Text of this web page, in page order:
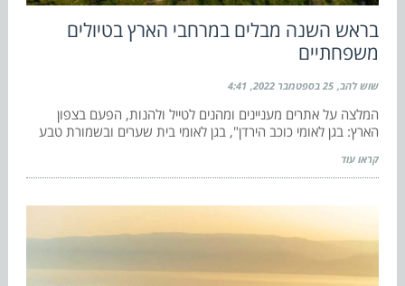
בראש השנה מבלים במרחבי הארץ בטיולים
משפחתיים
שוש להב 25 בספטמבר 2022 4:41
המלצה על אתרים מעניינים ומהנים לטייל ולהנות, הפעם בצפון
הארץ: בגן לאומי כוכב הירדן", בגן לאומי בית שערים ובשמורת טבע
קראו עוד